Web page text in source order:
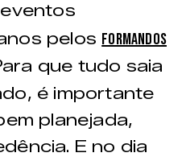
pelos formandos
que tudo saia
é importante
planejada,
E no dia